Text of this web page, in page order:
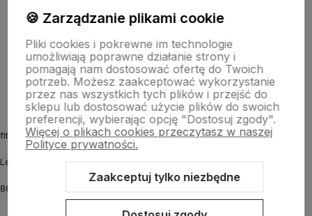
Informacje
O nas
fitmyhorse.pl Sklep jeździecki
Letnia 12
86-031 Osielsko k. Bydgoszczy
🍪 Zarządzanie plikami cookie
Pliki cookies i pokrewne im technologie
umożliwiają poprawne działanie strony i
pomagają nam dostosować ofertę do Twoich
potrzeb. Możesz zaakceptować wykorzystanie
przez nas wszystkich tych plików i przejść do
sklepu lub dostosować użycie plików do swoich
preferencji, wybierając opcję "Dostosuj zgody".
Więcej o plikach cookies przeczytasz w naszej
Polityce prywatności.
Zaakceptuj tylko niezbędne